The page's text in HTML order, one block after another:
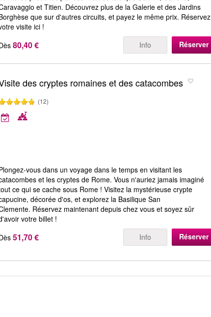
et Titien. Découvrez plus de la Galerie et des Jardins
que sur d'autres circuits, et payez le même prix. Réservez
visite ici !
80,40 € Info Réserver
des cryptes romaines et des catacombes
(12)
vous dans un voyage dans le temps en visitant les
et les cryptes de Rome. Vous n'auriez jamais imaginé
ce qui se cache sous Rome ! Visitez la mystérieuse crypte
décorée d'os, et explorez la Basilique San
Réservez maintenant depuis chez vous et soyez sûr
votre billet !
51,70 € Info Réserver